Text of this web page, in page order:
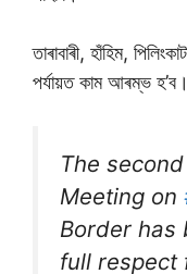
তাৰাবাৰী, হাঁহিম,
পৰ্যায়ত কাম আৰম্ভ হ’ব।
The
Meeting on
Border has
full respect